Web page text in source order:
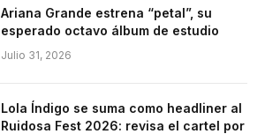
Ariana Grande estrena “petal”, su
esperado octavo álbum de estudio
Julio 31, 2026
Lola Índigo se suma como headliner al
Ruidosa Fest 2026: revisa el cartel por